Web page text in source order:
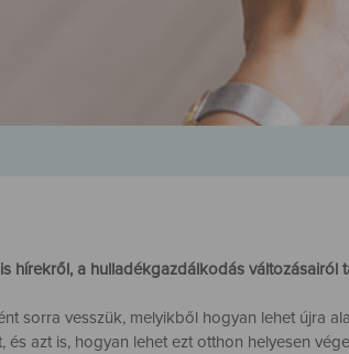
hírekről, a hulladékgazdálkodás változásairól
sorra vesszük, melyikből hogyan lehet újra
azt is, hogyan lehet ezt otthon helyesen